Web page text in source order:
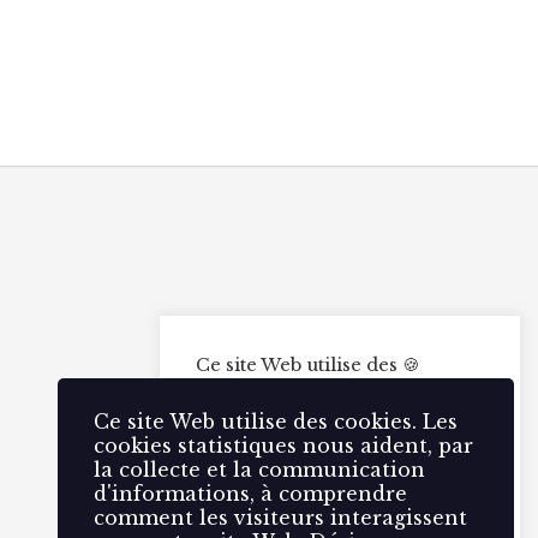
Ce site Web utilise des 🍪
statistiques nous aident, par la
collecte et la communication
d'informations, à comprendre
comment les visiteurs
interagissent avec notre site
Web.
Ce site Web utilise des cookies. Les
cookies statistiques nous aident, par
la collecte et la communication
d'informations, à comprendre
comment les visiteurs interagissent